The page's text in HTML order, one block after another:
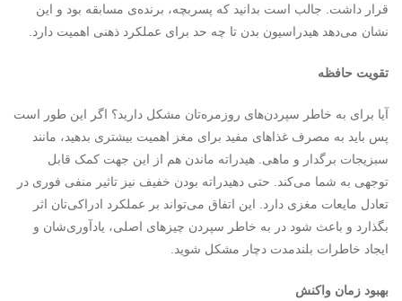
قرار داشت. جالب است بدانید که پسربچه، برنده‌ی مسابقه بود و این
نشان می‌دهد هیدراسیون بدن تا چه حد برای عملکرد ذهنی اهمیت دارد.
تقویت حافظه
آیا برای به خاطر سپردن‌های روزمره‌تان مشکل دارید؟ اگر این طور است
پس باید به مصرف غذاهای مفید برای مغز اهمیت بیشتری بدهید، مانند
سبزیجات برگدار و ماهی. هیدراته ماندن هم از این جهت کمک قابل
توجهی به شما می‌کند. حتی دهیدراته بودن خفیف نیز تاثیر منفی فوری در
تعادل مایعات مغزی دارد. این اتفاق می‌تواند بر عملکرد ادراکی‌تان اثر
بگذارد و باعث شود در به خاطر سپردن چیزهای اصلی، یادآوری‌شان و
ایجاد خاطرات بلندمدت دچار مشکل شوید.
بهبود زمان واکنش